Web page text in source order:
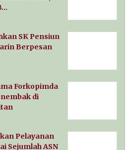
SK Pensiun
Berpesan
Forkopimda
di
Pelayanan
Sejumlah ASN